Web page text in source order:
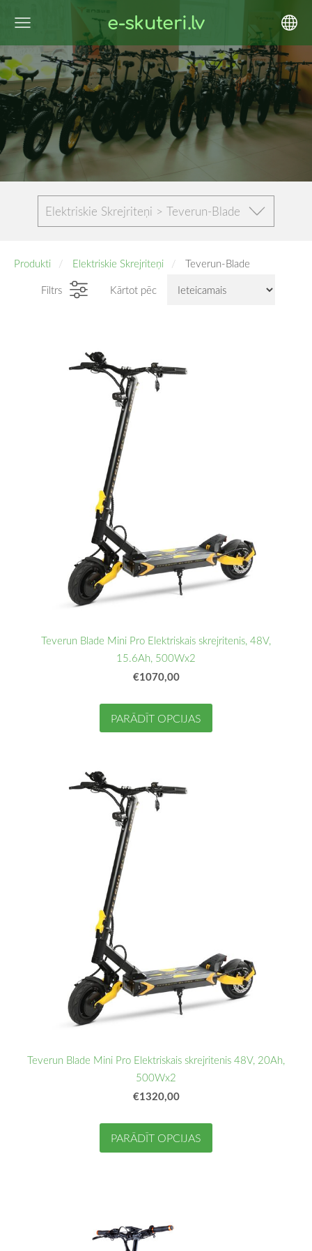
e-skuteri.lv
Elektriskie Skrejriteņi > Teverun-Blade
Produkti Elektriskie Skrejriteņi
Teverun-Blade
Filtrs
Kārtot pēc
Teverun Blade Mini Pro Elektriskais skrejritenis, 48V,
15.6Ah, 500Wx2
€1070,00
PARĀDĪT OPCIJAS
Teverun Blade Mini Pro Elektriskais skrejritenis 48V, 20Ah,
500Wx2
€1320,00
PARĀDĪT OPCIJAS